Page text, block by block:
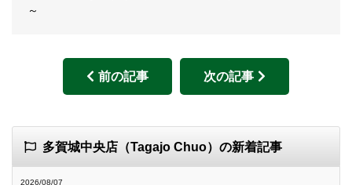
～
前の記事 次の記事
多賀城中央店（Tagajo Chuo）の新着記事
2026/08/07